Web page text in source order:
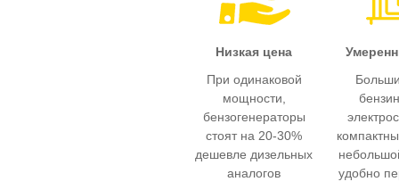
Низкая цена
При одинаковой
мощности,
бензогенераторы
стоят на 20-30%
дешевле дизельных
аналогов
удобно